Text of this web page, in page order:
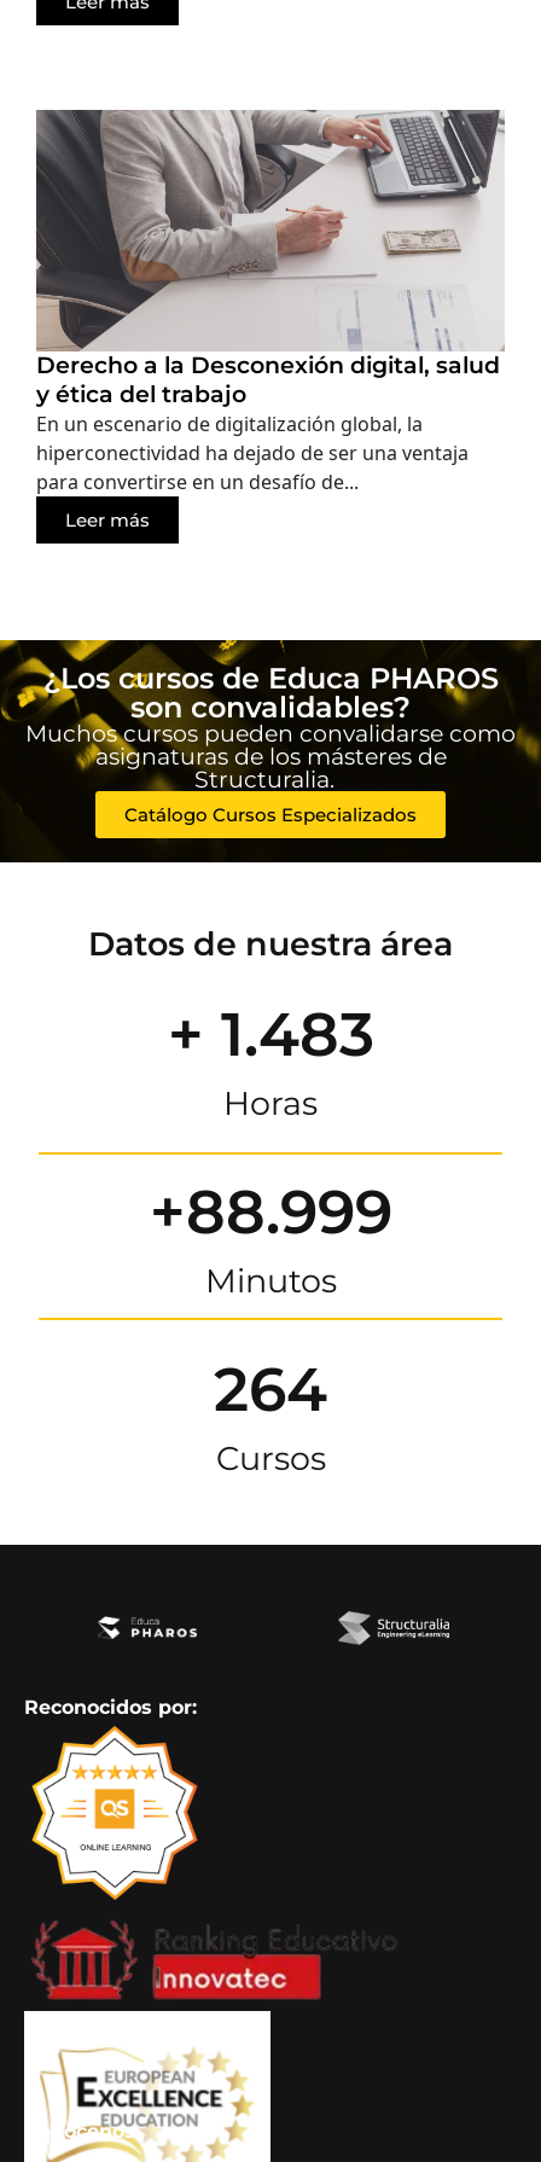
Derecho a la Desconexión digital, salud
y ética del trabajo
En un escenario de digitalización global, la
hiperconectividad ha dejado de ser una ventaja
para convertirse en un desafío de...
Leer más
¿Los cursos de Educa PHAROS
son convalidables?
Muchos cursos pueden convalidarse como
asignaturas de los másteres de
Structuralia.
Catálogo Cursos Especializados
Datos de nuestra área
+ 1.483
Horas
+88.999
Minutos
264
Cursos
Reconocidos por:
Conócenos